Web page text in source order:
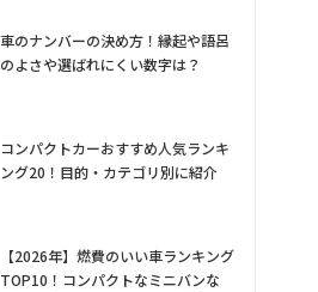
車のナンバーの決め方！縁起や語呂
のよさや選ばれにくい数字は？
コンパクトカーおすすめ人気ランキ
ング20！目的・カテゴリ別に紹介
【2026年】燃費のいい車ランキング
TOP10！コンパクトなミニバンな